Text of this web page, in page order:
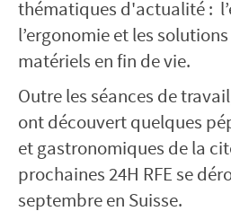
thématiques d'actualité :
l’ergonomie et les
matériels en fin de vie.
Outre les séances de
ont découvert quelques
et gastronomiques de la
prochaines 24H RFE se
septembre en Suisse.